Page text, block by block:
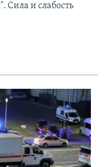
Сила и слабость